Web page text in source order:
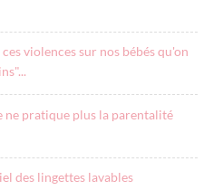
violences sur nos bébés qu'on
ne pratique plus la parentalité
des lingettes lavables